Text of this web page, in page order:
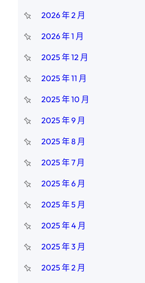
2026 年 2 月
2026 年 1 月
2025 年 12 月
2025 年 11 月
2025 年 10 月
2025 年 9 月
2025 年 8 月
2025 年 7 月
2025 年 6 月
2025 年 5 月
2025 年 4 月
2025 年 3 月
2025 年 2 月